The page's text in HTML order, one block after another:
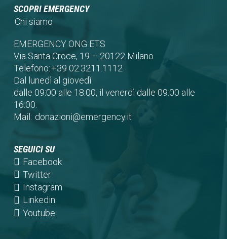
SCOPRI EMERGENCY
Chi siamo
EMERGENCY ONG ETS
Via Santa Croce, 19 – 20122 Milano
Telefono:+39 02.3211.1112
Dal lunedì al giovedì
dalle 09:00 alle 18:00, il venerdì dalle 09:00 alle
16:00.
Mail: donazioni@emergency.it
SEGUICI SU
Facebook(opens
a
Twitter(opens
in
a
new
Instagram(opens
Linkedin(opens
in
Youtube(opens